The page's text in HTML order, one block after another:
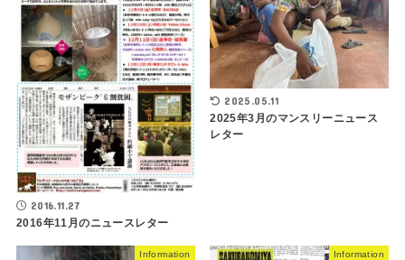
2016.11.27
2016年11月のニュースレター
2025.05.11
2025年3月のマンスリーニュース
レター
Information Information